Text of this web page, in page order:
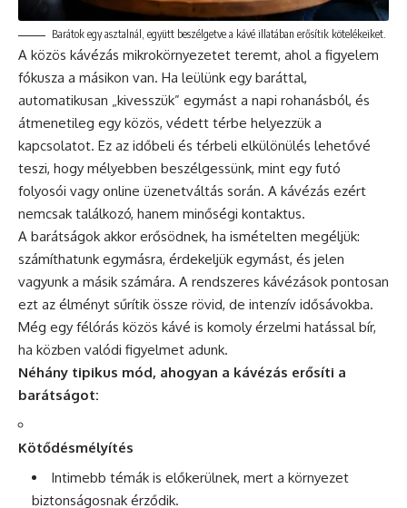
Barátok egy asztalnál, együtt beszélgetve a kávé illatában erősítik kötelékeiket.
A közös kávézás mikrokörnyezetet teremt, ahol a figyelem
fókusza a másikon van. Ha leülünk egy baráttal,
automatikusan „kivesszük” egymást a napi rohanásból, és
átmenetileg egy közös, védett térbe helyezzük a
kapcsolatot. Ez az időbeli és térbeli elkülönülés lehetővé
teszi, hogy mélyebben beszélgessünk, mint egy futó
folyosói vagy online üzenetváltás során. A kávézás ezért
nemcsak találkozó, hanem minőségi kontaktus.
A barátságok akkor erősödnek, ha ismételten megéljük:
számíthatunk egymásra, érdekeljük egymást, és jelen
vagyunk a másik számára. A rendszeres kávézások pontosan
ezt az élményt sűrítik össze rövid, de intenzív idősávokba.
Még egy félórás közös kávé is komoly érzelmi hatással bír,
ha közben valódi figyelmet adunk.
Néhány tipikus mód, ahogyan a kávézás erősíti a
barátságot:
Kötődésmélyítés
Intimebb témák is előkerülnek, mert a környezet
biztonságosnak érződik.